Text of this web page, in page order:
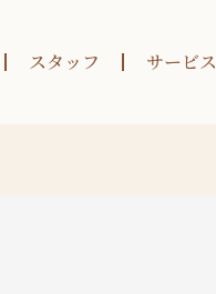
スタッフ サービス